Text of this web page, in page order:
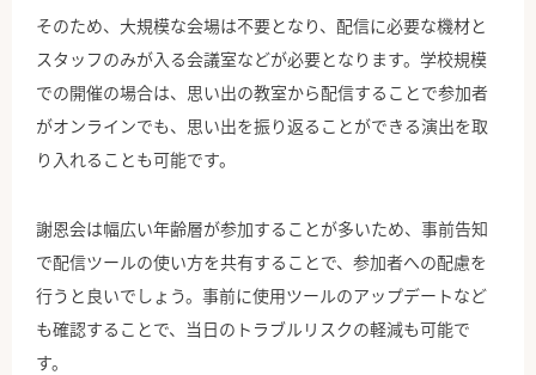
そのため、大規模な会場は不要となり、配信に必要な機材と
スタッフのみが入る会議室などが必要となります。学校規模
での開催の場合は、思い出の教室から配信することで参加者
がオンラインでも、思い出を振り返ることができる演出を取
り入れることも可能です。
謝恩会は幅広い年齢層が参加することが多いため、事前告知
で配信ツールの使い方を共有することで、参加者への配慮を
行うと良いでしょう。事前に使用ツールのアップデートなど
も確認することで、当日のトラブルリスクの軽減も可能で
す。